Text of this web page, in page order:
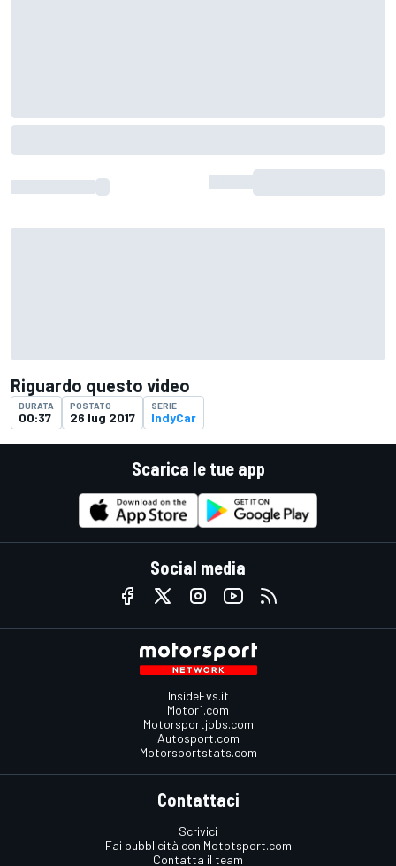
Riguardo questo video
DURATA
00:37
POSTATO
26 lug 2017
SERIE
IndyCar
Scarica le tue app
Social media
InsideEvs.it
Motor1.com
Motorsportjobs.com
Autosport.com
Motorsportstats.com
Contattaci
Scrivici
Fai pubblicità con Mototsport.com
Contatta il team